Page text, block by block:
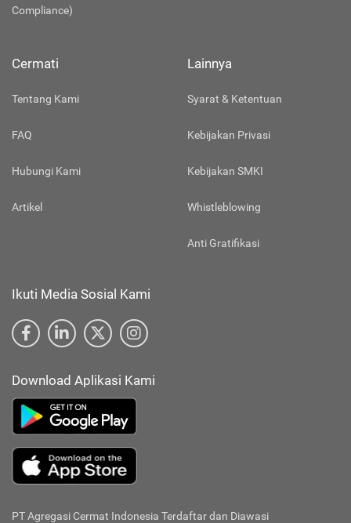
Compliance)
Cermati
Tentang Kami
FAQ
Hubungi Kami
Artikel
Lainnya
Syarat & Ketentuan
Kebijakan Privasi
Kebijakan SMKI
Whistleblowing
Anti Gratifikasi
Ikuti Media Sosial Kami
Download Aplikasi Kami
PT Agregasi Cermat Indonesia Terdaftar dan Diawasi